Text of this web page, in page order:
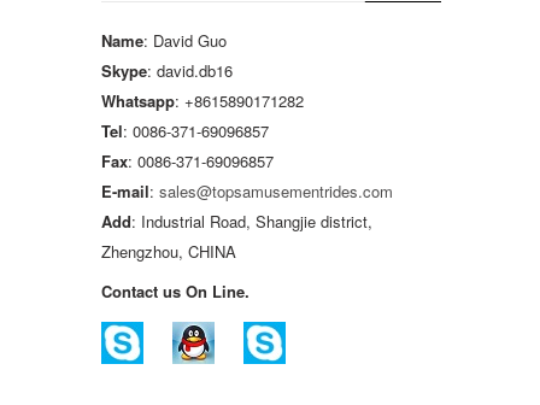
Name: David Guo
Skype: david.db16
Whatsapp: +8615890171282
Tel: 0086-371-69096857
Fax: 0086-371-69096857
E-mail: sales@topsamusementrides.com
Add: Industrial Road, Shangjie district,
Zhengzhou, CHINA
Contact us On Line.